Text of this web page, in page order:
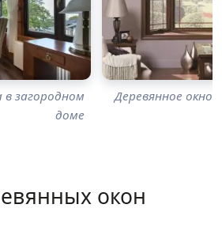
в загородном
доме
Деревянное окно
окон